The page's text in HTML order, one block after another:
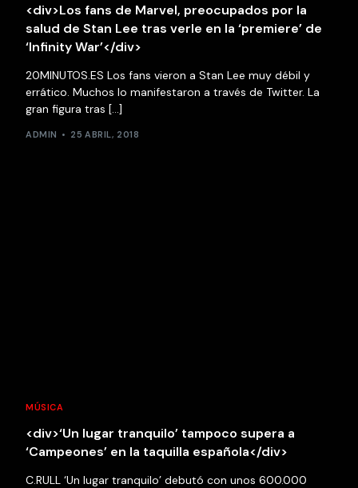
<div>Los fans de Marvel, preocupados por la
salud de Stan Lee tras verle en la ‘premiere’ de
‘Infinity War’</div>
20MINUTOS.ES Los fans vieron a Stan Lee muy débil y
errático. Muchos lo manifestaron a través de Twitter. La
gran figura tras […]
ADMIN 25 ABRIL, 2018
MÚSICA
<div>‘Un lugar tranquilo’ tampoco supera a
‘Campeones’ en la taquilla española</div>
C.RULL ‘Un lugar tranquilo’ debutó con unos 600.000